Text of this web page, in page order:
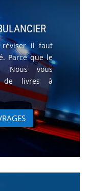
réviser il faut
Parce que le
Nous vous
de livres à